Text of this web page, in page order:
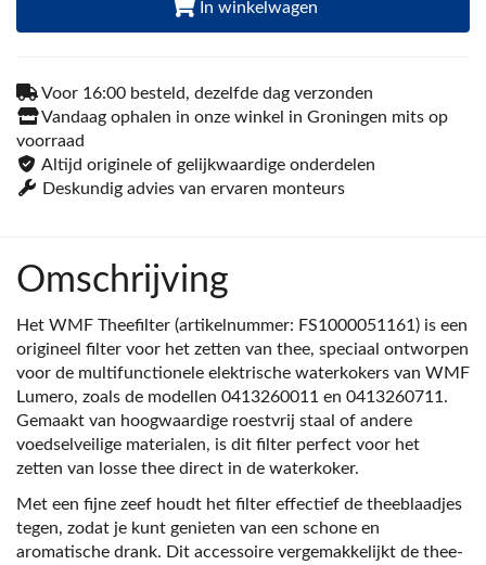
In winkelwagen
Voor 16:00 besteld, dezelfde dag verzonden
Vandaag ophalen in onze winkel in Groningen mits op
voorraad
Altijd originele of gelijkwaardige onderdelen
Deskundig advies van ervaren monteurs
Omschrijving
Het WMF Theefilter (artikelnummer: FS1000051161) is een
origineel filter voor het zetten van thee, speciaal ontworpen
voor de multifunctionele elektrische waterkokers van WMF
Lumero, zoals de modellen 0413260011 en 0413260711.
Gemaakt van hoogwaardige roestvrij staal of andere
voedselveilige materialen, is dit filter perfect voor het
zetten van losse thee direct in de waterkoker.
Met een fijne zeef houdt het filter effectief de theeblaadjes
tegen, zodat je kunt genieten van een schone en
aromatische drank. Dit accessoire vergemakkelijkt de thee-